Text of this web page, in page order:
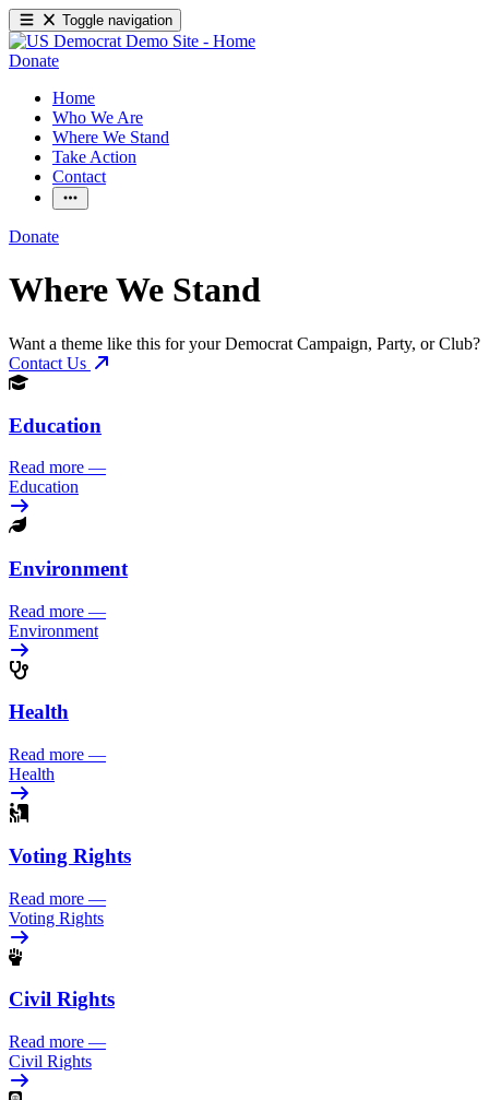
Toggle navigation
Donate
Home
Who We Are
Where We Stand
Take Action
Contact
Donate
Where We Stand
Want a theme like this for your Democrat Campaign, Party, or Club?
Contact Us
Education
Read more —
Education
Environment
Read more —
Environment
Health
Read more —
Health
Voting Rights
Read more —
Voting Rights
Civil Rights
Read more —
Civil Rights